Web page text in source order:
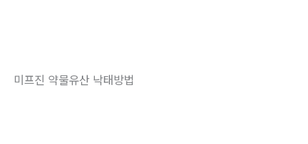
미프진 약물유산 낙태방법